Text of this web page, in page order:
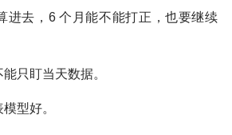
进去，6 个月能不能打正，也要继续
只盯当天数据。
型好。